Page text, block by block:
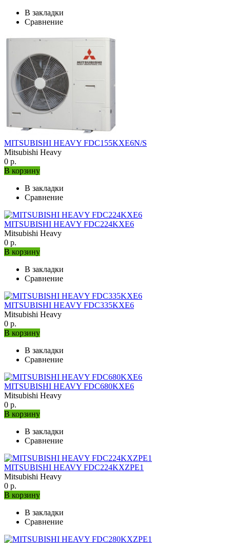
В закладки
Сравнение
MITSUBISHI HEAVY FDC155KXE6N/S
Mitsubishi Heavy
0 р.
В корзину
В закладки
Сравнение
MITSUBISHI HEAVY FDC224KXE6
Mitsubishi Heavy
0 р.
В корзину
В закладки
Сравнение
MITSUBISHI HEAVY FDC335KXE6
Mitsubishi Heavy
0 р.
В корзину
В закладки
Сравнение
MITSUBISHI HEAVY FDC680KXE6
Mitsubishi Heavy
0 р.
В корзину
В закладки
Сравнение
MITSUBISHI HEAVY FDC224KXZРE1
Mitsubishi Heavy
0 р.
В корзину
В закладки
Сравнение